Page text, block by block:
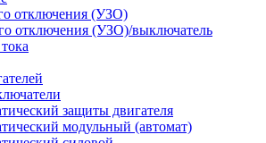
отключения (УЗО)
отключения (УЗО)/выключатель
защиты двигателя
модульный (автомат)